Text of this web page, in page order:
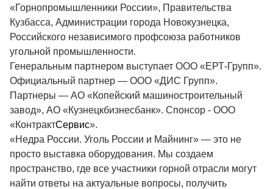
«Горнопромышленники России», Правительства
Кузбасса, Администрации города Новокузнецка,
Российского независимого профсоюза работников
угольной промышленности.
Генеральным партнером выступает ООО «ЕРТ-Групп».
Официальный партнер — ООО «ДИС Групп».
Партнеры — АО «Копейский машиностроительный
завод», АО «Кузнецкбизнесбанк». Спонсор - ООО
«КонтрактСервис».
«Недра России. Уголь России и Майнинг» — это не
просто выставка оборудования. Мы создаем
пространство, где все участники горной отрасли могут
найти ответы на актуальные вопросы, получить